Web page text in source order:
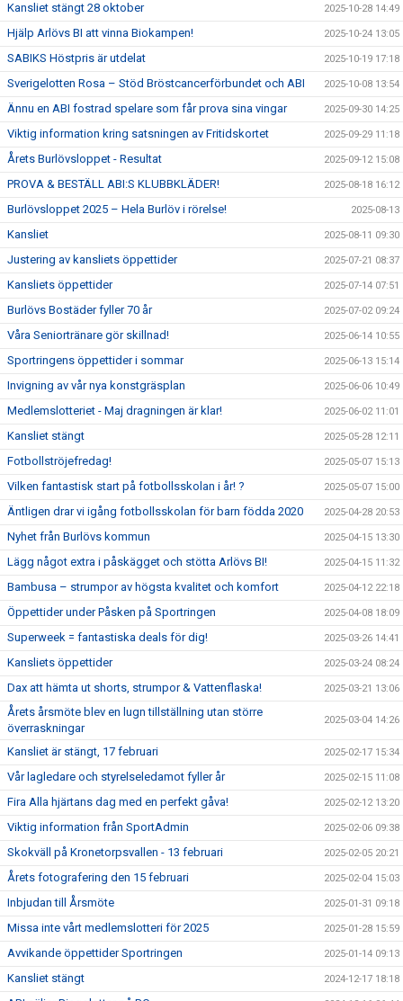
Kansliet stängt 28 oktober 2025-10-28 14:49
Hjälp Arlövs BI att vinna Biokampen! 2025-10-24 13:05
SABIKS Höstpris är utdelat 2025-10-19 17:18
Sverigelotten Rosa – Stöd Bröstcancerförbundet och ABI 2025-10-08 13:54
Ännu en ABI fostrad spelare som får prova sina vingar 2025-09-30 14:25
Viktig information kring satsningen av Fritidskortet 2025-09-29 11:18
Årets Burlövsloppet - Resultat 2025-09-12 15:08
PROVA & BESTÄLL ABI:S KLUBBKLÄDER! 2025-08-18 16:12
Burlövsloppet 2025 – Hela Burlöv i rörelse! 2025-08-13
Kansliet 2025-08-11 09:30
Justering av kansliets öppettider 2025-07-21 08:37
Kansliets öppettider 2025-07-14 07:51
Burlövs Bostäder fyller 70 år 2025-07-02 09:24
Våra Seniortränare gör skillnad! 2025-06-14 10:55
Sportringens öppettider i sommar 2025-06-13 15:14
Invigning av vår nya konstgräsplan 2025-06-06 10:49
Medlemslotteriet - Maj dragningen är klar! 2025-06-02 11:01
Kansliet stängt 2025-05-28 12:11
Fotbollströjefredag! 2025-05-07 15:13
Vilken fantastisk start på fotbollsskolan i år! ? 2025-05-07 15:00
Äntligen drar vi igång fotbollsskolan för barn födda 2020 2025-04-28 20:53
Nyhet från Burlövs kommun 2025-04-15 13:30
Lägg något extra i påskägget och stötta Arlövs BI! 2025-04-15 11:32
Bambusa – strumpor av högsta kvalitet och komfort 2025-04-12 22:18
Öppettider under Påsken på Sportringen 2025-04-08 18:09
Superweek = fantastiska deals för dig! 2025-03-26 14:41
Kansliets öppettider 2025-03-24 08:24
Dax att hämta ut shorts, strumpor & Vattenflaska! 2025-03-21 13:06
Årets årsmöte blev en lugn tillställning utan större
överraskningar
2025-03-04 14:26
Kansliet är stängt, 17 februari 2025-02-17 15:34
Vår lagledare och styrelseledamot fyller år 2025-02-15 11:08
Fira Alla hjärtans dag med en perfekt gåva! 2025-02-12 13:20
Viktig information från SportAdmin 2025-02-06 09:38
Skokväll på Kronetorpsvallen - 13 februari 2025-02-05 20:21
Årets fotografering den 15 februari 2025-02-04 15:03
Inbjudan till Årsmöte 2025-01-31 09:18
Missa inte vårt medlemslotteri för 2025 2025-01-28 15:59
Avvikande öppettider Sportringen 2025-01-14 09:13
Kansliet stängt 2024-12-17 18:18